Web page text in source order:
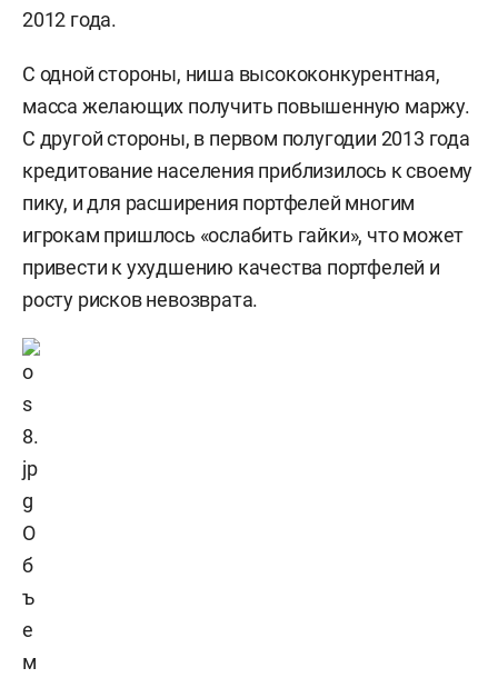
2012 года.
С одной стороны, ниша высококонкурентная,
масса желающих получить повышенную маржу.
С другой стороны, в первом полугодии 2013 года
кредитование населения приблизилось к своему
пику, и для расширения портфелей многим
игрокам пришлось «ослабить гайки», что может
привести к ухудшению качества портфелей и
росту рисков невозврата.
О
б
ъ
е
м